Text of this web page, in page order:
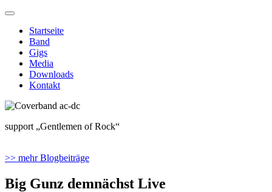
Startseite
Band
Gigs
Media
Downloads
Kontakt
support „Gentlemen of Rock“
>> mehr Blogbeiträge
Big Gunz demnächst Live